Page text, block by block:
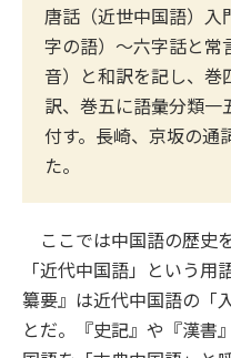
唐話（近世中国語）入
字の語）〜六字話と常
音）と和訳を記し、巻
訳、巻五に語彙分類一
付す。長崎、京坂の通
た。
ここでは中国語の歴史
「近代中国語」という
纂要』は近代中国語の「
とだ。『史記』や『漢書